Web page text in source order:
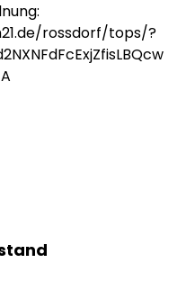
rossdorf/tops/?